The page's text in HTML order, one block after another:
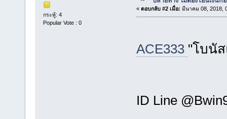
กระทู้: 4
Popular Vote : 0
« ตอบกลับ #2 เมื่อ: มีนาคม 08, 2018,
ACE333 "โบนั
ID Line